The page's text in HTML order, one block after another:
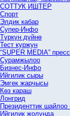
СОТТУК ИШТЕР
Спорт
Элдик кабар
Супер-Инфо
Түркүн дүйнө
Тест куржун
“SUPER MEDIA”
Сурамжылоо
Бизнес-Инфо
Ийгилик сыры
Эмгек жарчысы
Көз караш
Лонгрид
Президенттик шайлоо
Ийгилик жолунда